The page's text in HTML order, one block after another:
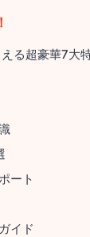
る超豪華7大
ート
イド